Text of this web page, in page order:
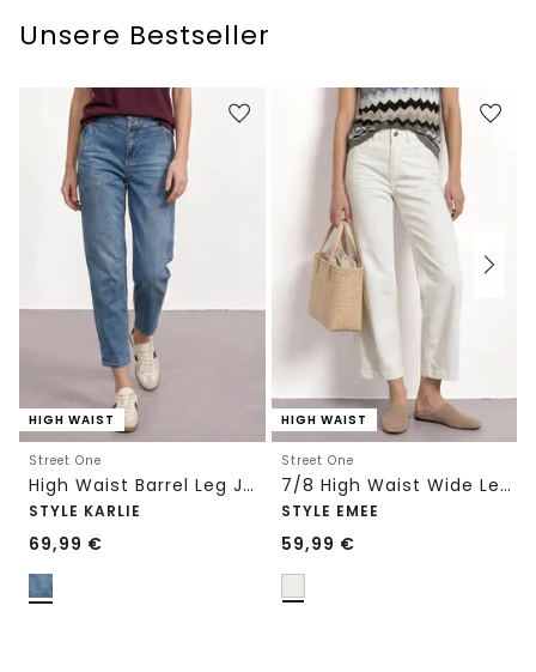
Unsere Bestseller
HIGH WAIST
Street One
High Waist Barrel Leg Jeans im Loose Fit
STYLE KARLIE
69,99 €
HIGH WAIST
Street One
7/8 High Waist Wide Leg Jeans im Loose Fit
STYLE EMEE
59,99 €